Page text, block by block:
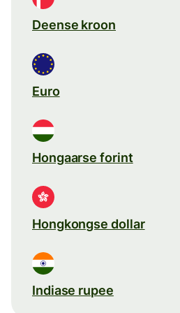
Deense kroon
Euro
Hongaarse forint
Hongkongse dollar
Indiase rupee